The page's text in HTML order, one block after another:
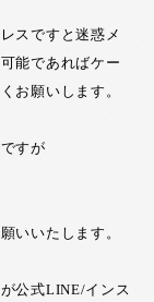
スですと迷惑メ
能であればケー
お願いします。
すが
いいたします。
公式LINE/インス